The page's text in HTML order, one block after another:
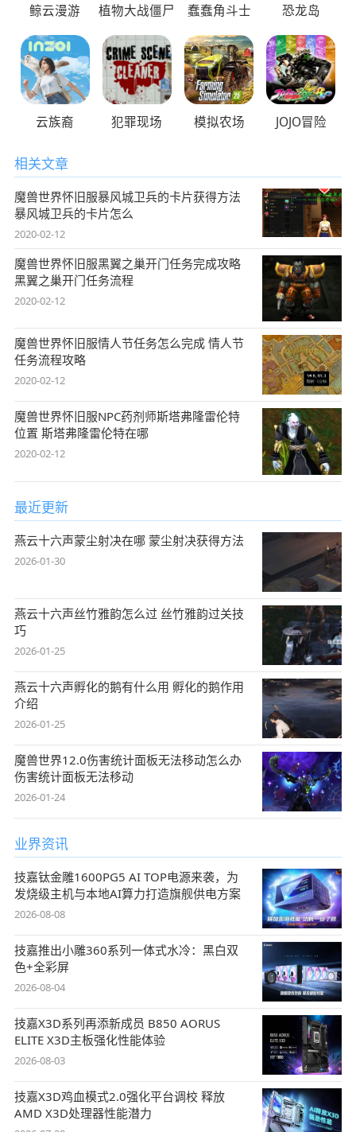
鲸云漫游 植物大战僵尸 蠢蠢角斗士 恐龙岛
云族裔 犯罪现场 模拟农场 JOJO冒险
相关文章
魔兽世界怀旧服暴风城卫兵的卡片获得方法
暴风城卫兵的卡片怎么
2020-02-12
魔兽世界怀旧服黑翼之巢开门任务完成攻略
黑翼之巢开门任务流程
2020-02-12
魔兽世界怀旧服情人节任务怎么完成 情人节
任务流程攻略
2020-02-12
魔兽世界怀旧服NPC药剂师斯塔弗隆雷伦特
位置 斯塔弗隆雷伦特在哪
2020-02-12
最近更新
燕云十六声蒙尘射决在哪 蒙尘射决获得方法
2026-01-30
燕云十六声丝竹雅韵怎么过 丝竹雅韵过关技
巧
2026-01-25
燕云十六声孵化的鹅有什么用 孵化的鹅作用
介绍
2026-01-25
魔兽世界12.0伤害统计面板无法移动怎么办
伤害统计面板无法移动
2026-01-24
业界资讯
技嘉钛金雕1600PG5 AI TOP电源来袭，为
发烧级主机与本地AI算力打造旗舰供电方案
2026-08-08
技嘉推出小雕360系列一体式水冷：黑白双
色+全彩屏
2026-08-04
技嘉X3D系列再添新成员 B850 AORUS
ELITE X3D主板强化性能体验
2026-08-03
技嘉X3D鸡血模式2.0强化平台调校 释放
AMD X3D处理器性能潜力